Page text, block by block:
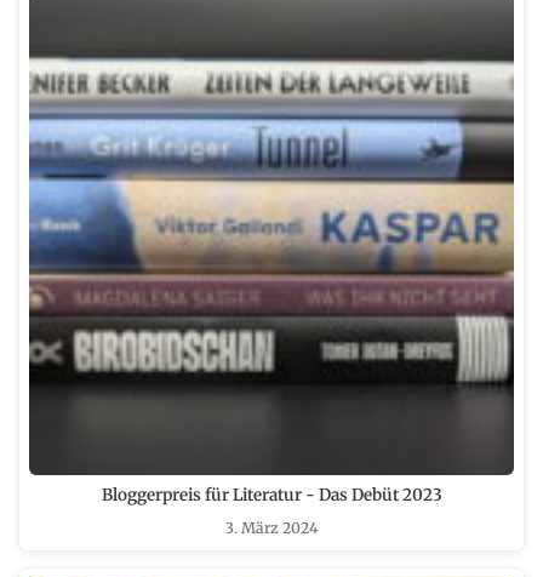
Bloggerpreis für Literatur - Das Debüt 2023
3. März 2024